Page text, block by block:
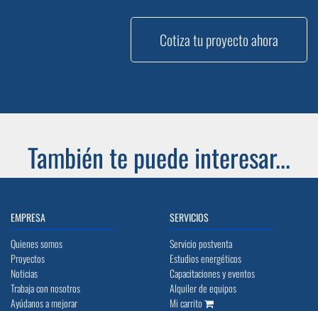
Cotiza tu proyecto ahora
También te puede interesar...
EMPRESA
Quienes somos
Proyectos
Noticias
Trabaja con nosotros
Ayúdanos a mejorar
SERVICIOS
Servicio postventa
Estudios energéticos
Capacitaciones y eventos
Alquiler de equipos
Mi carrito